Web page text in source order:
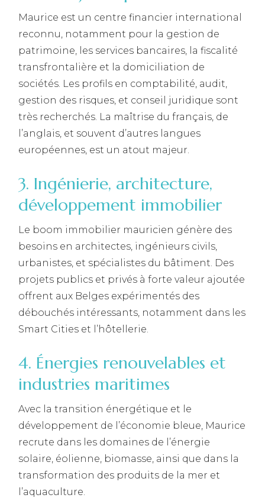
Maurice est un centre financier international
reconnu, notamment pour la gestion de
patrimoine, les services bancaires, la fiscalité
transfrontalière et la domiciliation de
sociétés. Les profils en comptabilité, audit,
gestion des risques, et conseil juridique sont
très recherchés. La maîtrise du français, de
l’anglais, et souvent d’autres langues
européennes, est un atout majeur.
3. Ingénierie, architecture,
développement immobilier
Le boom immobilier mauricien génère des
besoins en architectes, ingénieurs civils,
urbanistes, et spécialistes du bâtiment. Des
projets publics et privés à forte valeur ajoutée
offrent aux Belges expérimentés des
débouchés intéressants, notamment dans les
Smart Cities et l’hôtellerie.
4. Énergies renouvelables et
industries maritimes
Avec la transition énergétique et le
développement de l’économie bleue, Maurice
recrute dans les domaines de l’énergie
solaire, éolienne, biomasse, ainsi que dans la
transformation des produits de la mer et
l’aquaculture.